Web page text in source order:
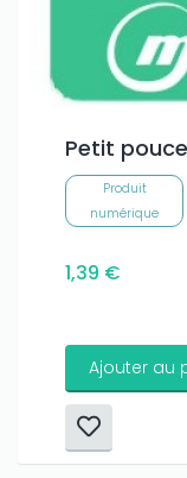
Petit
Produit
numérique
1,39 €
Ajouter au